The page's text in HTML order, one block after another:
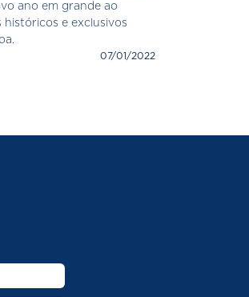
ano em grande ao
e exclusivos
07/01/2022